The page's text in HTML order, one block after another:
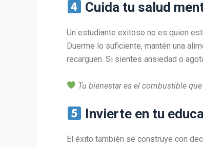
Cuida tu salud
Un estudiante exitoso no es quien
Duerme lo suficiente, mantén una
recarguen. Si sientes ansiedad o
Tu bienestar es el combustible
Invierte en tu
El éxito también se construye con